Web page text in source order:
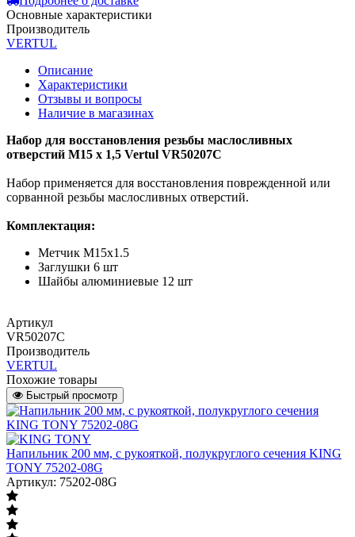
Основные характеристики
Производитель
VERTUL
Описание
Характеристики
Отзывы и вопросы
Наличие в магазинах
Набор для восстановления резьбы маслосливных
отверстий M15 x 1,5 Vertul VR50207C
Набор применяется для восстановления поврежденной или
сорванной резьбы маслосливных отверстий.
Комплектация:
Метчик M15x1.5
Заглушки 6 шт
Шайбы алюминиевые 12 шт
Артикул
VR50207C
Производитель
VERTUL
Похожие товары
Быстрый просмотр
Напильник 200 мм, с рукояткой, полукруглого сечения KING
TONY 75202-08G
Артикул: 75202-08G